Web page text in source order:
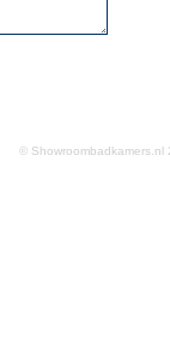
©